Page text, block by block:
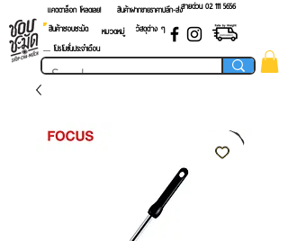
แคตตาล็อก โหลดเลย! สายด่วน 02 ​111 5656
สินค้าฝากขายราคาปลีก-ส่ง
สินค้าชอบชะมัด
หมวดหมู่
วัสดุต่าง ๆ
.... โปรโมชั่นประจำเดือน